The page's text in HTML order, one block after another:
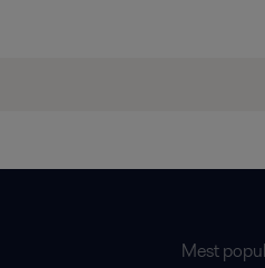
Mest